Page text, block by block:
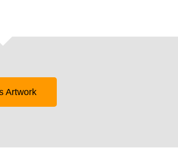
Artwork